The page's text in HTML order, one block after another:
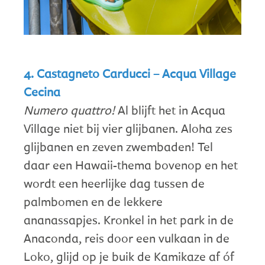
4. Castagneto Carducci – Acqua Village
Cecina
Numero quattro!Al blijft het in Acqua
Village niet bij vier glijbanen. Aloha zes
glijbanen en zeven zwembaden! Tel
daar een Hawaii-thema bovenop en het
wordt een heerlijke dag tussen de
palmbomen en de lekkere
ananassapjes. Kronkel in het park in de
Anaconda, reis door een vulkaan in de
Loko, glijd op je buik de Kamikaze af óf